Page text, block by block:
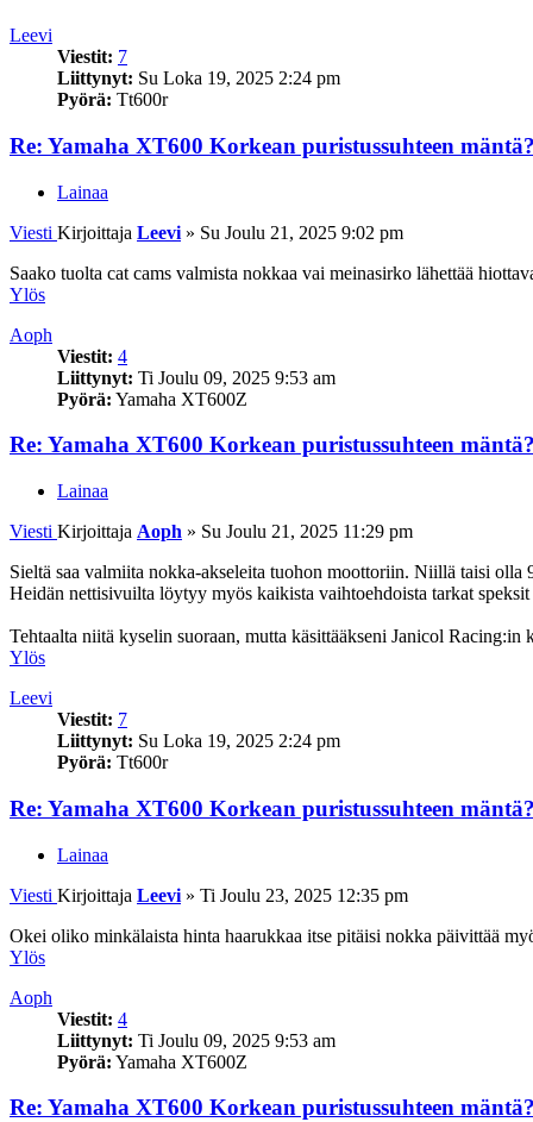
Leevi
Viestit: 7
Liittynyt: Su Loka 19, 2025 2:24 pm
Pyörä: Tt600r
Re: Yamaha XT600 Korkean puristussuhteen mäntä?
Lainaa
Viesti Kirjoittaja Leevi » Su Joulu 21, 2025 9:02 pm
Saako tuolta cat cams valmista nokkaa vai meinasirko lähettää
Ylös
Aoph
Viestit: 4
Liittynyt: Ti Joulu 09, 2025 9:53 am
Pyörä: Yamaha XT600Z
Re: Yamaha XT600 Korkean puristussuhteen mäntä?
Lainaa
Viesti Kirjoittaja Aoph » Su Joulu 21, 2025 11:29 pm
Sieltä saa valmiita nokka-akseleita tuohon moottoriin. Niillä taisi
Heidän nettisivuilta löytyy myös kaikista vaihtoehdoista tarkat
Tehtaalta niitä kyselin suoraan, mutta käsittääkseni Janicol Racing:in
Ylös
Leevi
Viestit: 7
Liittynyt: Su Loka 19, 2025 2:24 pm
Pyörä: Tt600r
Re: Yamaha XT600 Korkean puristussuhteen mäntä?
Lainaa
Viesti Kirjoittaja Leevi » Ti Joulu 23, 2025 12:35 pm
Okei oliko minkälaista hinta haarukkaa itse pitäisi nokka päivittää
Ylös
Aoph
Viestit: 4
Liittynyt: Ti Joulu 09, 2025 9:53 am
Pyörä: Yamaha XT600Z
Re: Yamaha XT600 Korkean puristussuhteen mäntä?